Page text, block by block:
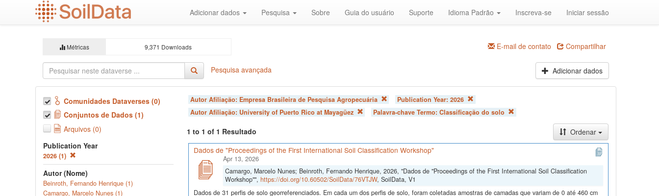
Adicionar dados Pesquisa Sobre Guia do usuário Suporte Idioma Padrão Inscreva-se Iniciar sessão
Métricas 9,371 Downloads E-mail de contato Compartilhar
Pesquisa avançada Adicionar dados
Comunidades Dataverses (0)
Conjuntos de Dados (1)
Arquivos (0)
Publication Year
2026 (1)
Autor (Nome)
Beinroth, Fernando Henrique (1)
Camargo, Marcelo Nunes (1)
Autor Afiliação: Empresa Brasileira de Pesquisa Agropecuária Publication Year: 2026
Autor Afiliação: University of Puerto Rico at Mayagüez Palavra-chave Termo: Classificação do solo
1 to 1 of 1 Resultado
Ordenar
Dados de "Proceedings of the First International Soil Classification Workshop"
Apr 13, 2026
Camargo, Marcelo Nunes; Beinroth, Fernando Henrique, 2026, "Dados de "Proceedings of the First International Soil Classification
Workshop"", https://doi.org/10.60502/SoilData/76VTJW, SoilData, V1
Dados de 31 perfis de solo georreferenciados. Em cada um dos perfis de solo, foram coletadas amostras de camadas que variam de 0 até 460 cm